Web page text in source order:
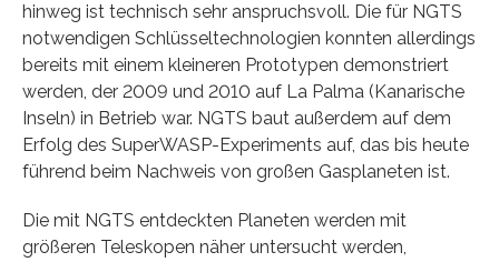
hinweg ist technisch sehr anspruchsvoll. Die für NGTS
notwendigen Schlüsseltechnologien konnten allerdings
bereits mit einem kleineren Prototypen demonstriert
werden, der 2009 und 2010 auf La Palma (Kanarische
Inseln) in Betrieb war. NGTS baut außerdem auf dem
Erfolg des SuperWASP-Experiments auf, das bis heute
führend beim Nachweis von großen Gasplaneten ist.
Die mit NGTS entdeckten Planeten werden mit
größeren Teleskopen näher untersucht werden,